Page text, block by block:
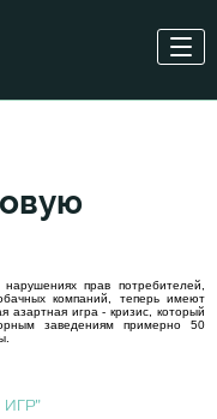
прав потребителей,
компаний, теперь имеют
азартная игра - кризис, который
заведениям примерно 50